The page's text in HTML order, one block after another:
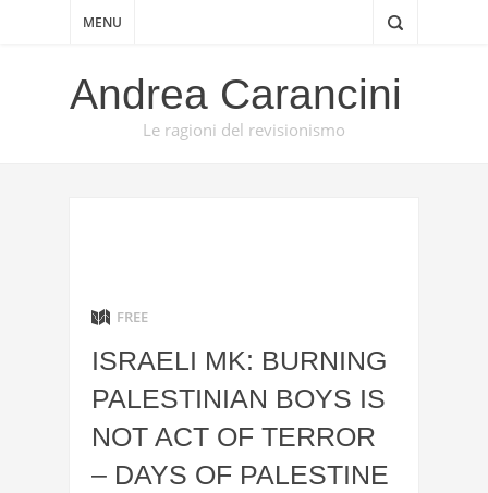
MENU
Andrea Carancini
Le ragioni del revisionismo
FREE
ISRAELI MK: BURNING
PALESTINIAN BOYS IS
NOT ACT OF TERROR
– DAYS OF PALESTINE